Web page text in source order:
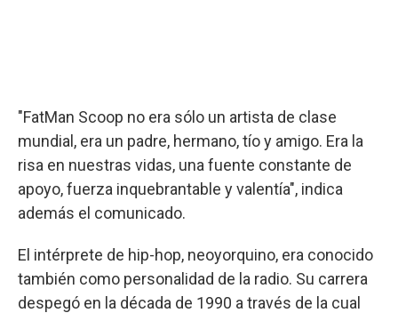
"FatMan Scoop no era sólo un artista de clase
mundial, era un padre, hermano, tío y amigo. Era la
risa en nuestras vidas, una fuente constante de
apoyo, fuerza inquebrantable y valentía", indica
además el comunicado.
El intérprete de hip-hop, neoyorquino, era conocido
también como personalidad de la radio. Su carrera
despegó en la década de 1990 a través de la cual